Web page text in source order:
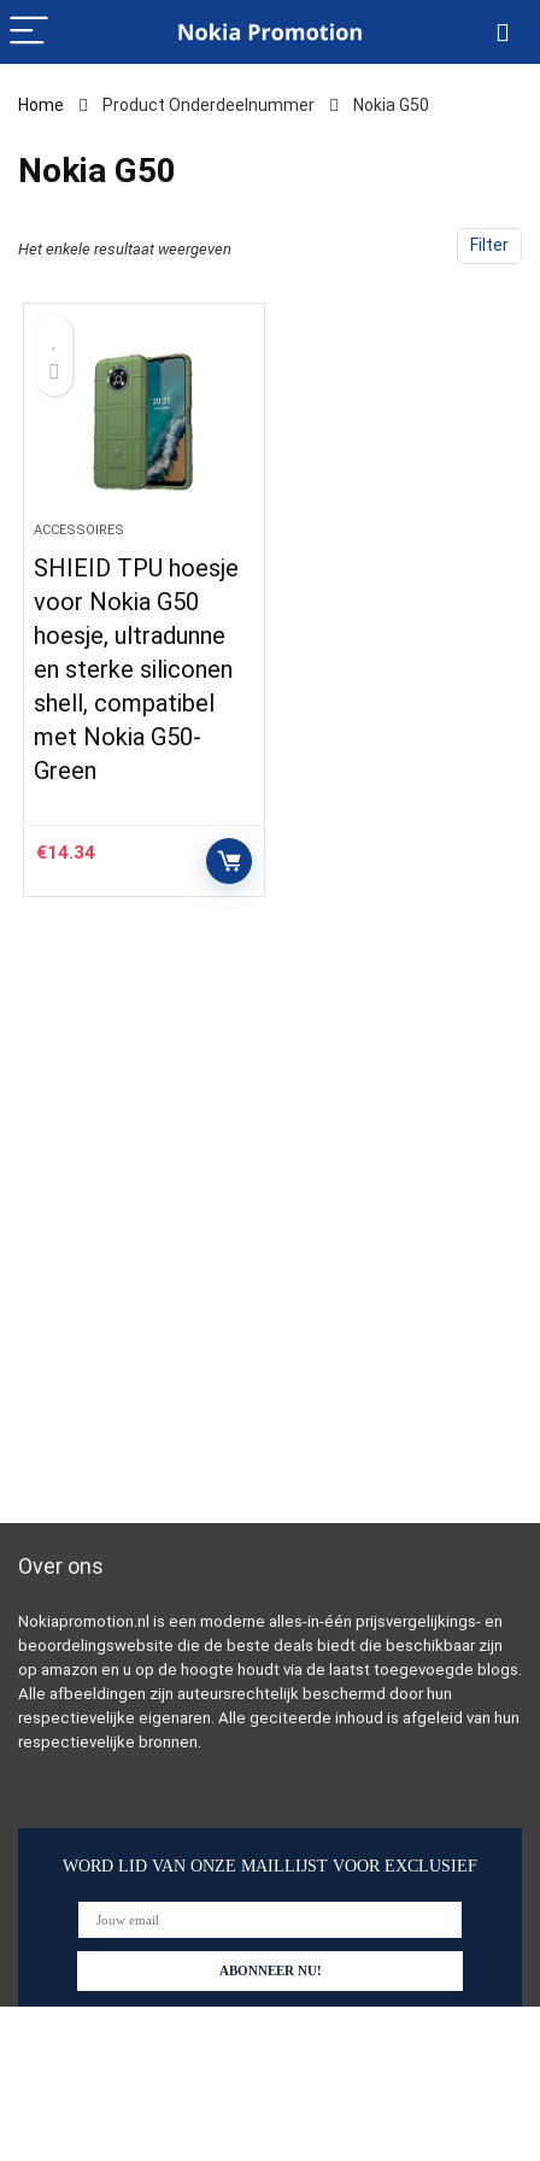
Home Product Onderdeelnummer ‎Nokia G50
‎Nokia G50
Filter
Het enkele resultaat weergeven
ACCESSOIRES
SHIEID TPU hoesje
voor Nokia G50
hoesje, ultradunne
en sterke siliconen
shell, compatibel
met Nokia G50-
Green
€14.34
Over ons
Nokiapromotion.nl is een moderne alles-in-één prijsvergelijkings- en
beoordelingswebsite die de beste deals biedt die beschikbaar zijn
op amazon en u op de hoogte houdt via de laatst toegevoegde blogs.
Alle afbeeldingen zijn auteursrechtelijk beschermd door hun
respectievelijke eigenaren. Alle geciteerde inhoud is afgeleid van hun
respectievelijke bronnen.
WORD LID VAN ONZE MAILLIJST VOOR EXCLUSIEF